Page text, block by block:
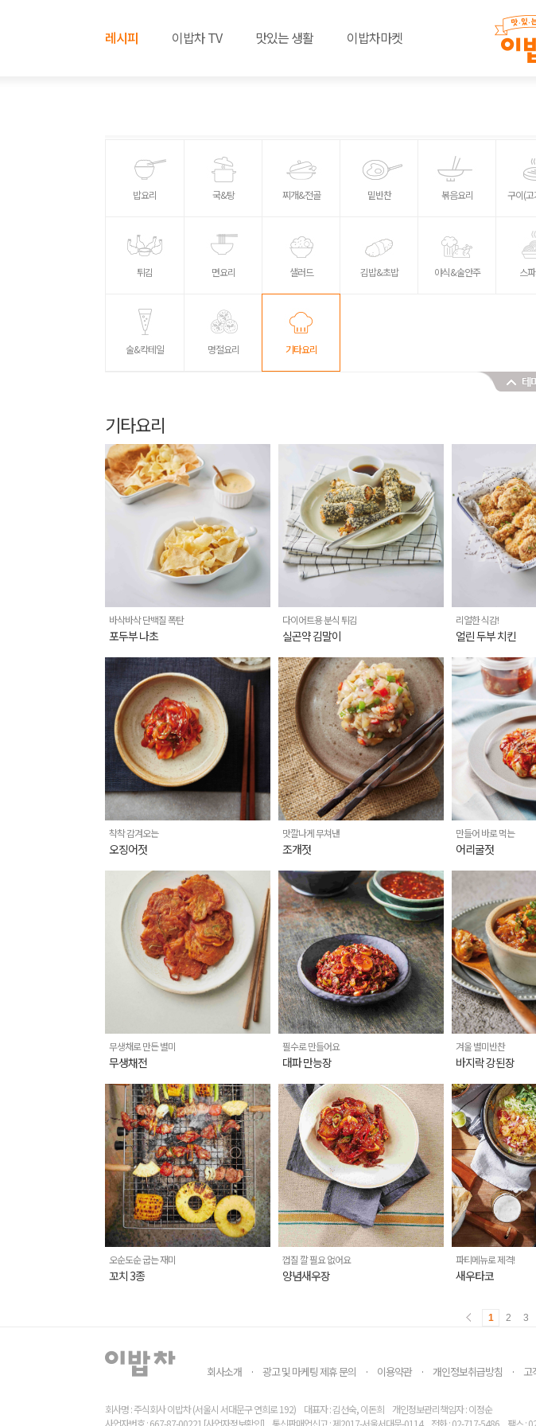
레시피 이밥차 TV 맛있는 생활 이밥차마켓
밥요리 국&탕 찌개&전골 밑반찬 볶음요리 구이(
튀김 면요리 샐러드 김밥&초밥 야식&술안주 스
술&칵테일 명절요리 기타요리
기타요리
바삭바삭 단백질 폭탄
포두부 나초
다이어트용 분식 튀김
실곤약 김말이
리얼한 식감!
얼린 두부 치킨
착착 감겨오는
오징어젓
맛깔나게 무쳐낸
조개젓
만들어 바로 먹는
어리굴젓
무생채로 만든 별미
무생채전
필수로 만들어요
대파 만능장
겨울 별미반찬
바지락 강된장
오순도순 굽는 재미
꼬치 3종
껍질 깔 필요 없어요
양념새우장
파티메뉴로 제격!
새우타코
1 2 3
회사소개 · 광고 및 마케팅 제휴 문의 · 이용약관 · 개인정보취급방침 · 고
회사명 : 주식회사 이밥차 (서울시 서대문구 연희로 192) 대표자 : 김선숙, 이돈희
개인정보관리책임자 : 이정순
사업자번호 : 667-87-00221 [사업자정보확인] 통신판매업신고 : 제2017-서울서대문-0114 전화 : 02-717-5486 팩스 :